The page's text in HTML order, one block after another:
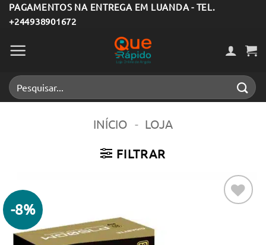
Skip
to
content
PAGAMENTOS NA ENTREGA EM LUANDA - TEL.
+244938901672
Pesquisar
por:
INÍCIO - LOJA
FILTRAR
-8%